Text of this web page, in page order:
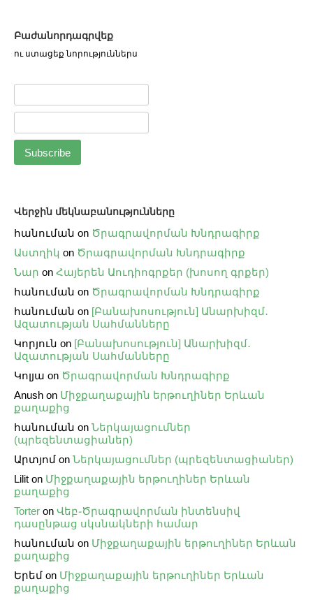
Բաժանորդագրվեք
ու ստացեք նորություններս
Վերջին մեկնաբանությունները
հանուման on Ծրագրավորման Խնդրագիրք
Աստղիկ on Ծրագրավորման Խնդրագիրք
Նար on Հայերեն Աուդիոգրքեր (խոսող գրքեր)
հանուման on Ծրագրավորման Խնդրագիրք
հանուման on [Բանախոսություն] Անարխիզմ․
Ազատության Սահմանները
Կորյուն on [Բանախոսություն] Անարխիզմ․
Ազատության Սահմանները
Կոլյա on Ծրագրավորման Խնդրագիրք
Anush on Միջքաղաքային երթուղիներ Երևան
քաղաքից
հանուման on Ներկայացումներ
(պրեզենտացիաներ)
Արտյոմ on Ներկայացումներ (պրեզենտացիաներ)
Lilit on Միջքաղաքային երթուղիներ Երևան
քաղաքից
Torter on Վեբ֊Ծրագրավորման ինտենսիվ
դասընթաց սկսնակների համար
հանուման on Միջքաղաքային երթուղիներ Երևան
քաղաքից
Երեմ on Միջքաղաքային երթուղիներ Երևան
քաղաքից